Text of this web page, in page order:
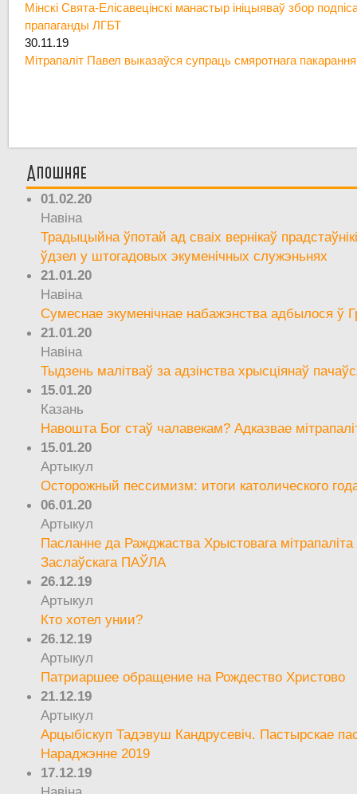
Мінскі Свята-Елісавецінскі манастыр ініцыяваў збор
прапаганды ЛГБТ
30.11.19
Мітрапаліт Павел выказаўся супраць смяротнага пакарання
Апошняе
01.02.20
Навіна
Традыцыйна ўпотай ад сваіх вернікаў
ўдзел у штогадовых экуменічных служэньнях
21.01.20
Навіна
Сумеснае экуменічнае набажэнства адбылося ў
21.01.20
Навіна
Тыдзень малітваў за адзінства хрысціянаў
15.01.20
Казань
Навошта Бог стаў чалавекам? Адказвае
15.01.20
Артыкул
Осторожный пессимизм: итоги католического
06.01.20
Артыкул
Пасланне да Ражджаства Хрыстовага мітрапаліта
Заслаўскага ПАЎЛА
26.12.19
Артыкул
Кто хотел унии?
26.12.19
Артыкул
Патриаршее обращение на Рождество Христово
21.12.19
Артыкул
Арцыбіскуп Тадэвуш Кандрусевіч. Пастырскае
Нараджэнне 2019
17.12.19